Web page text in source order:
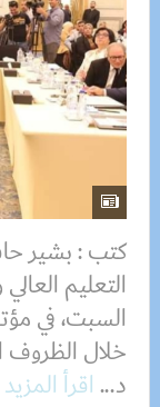
كتب : بشير
التعليم
السبت، في
خلال الظروف
د...اقرأ المزيد